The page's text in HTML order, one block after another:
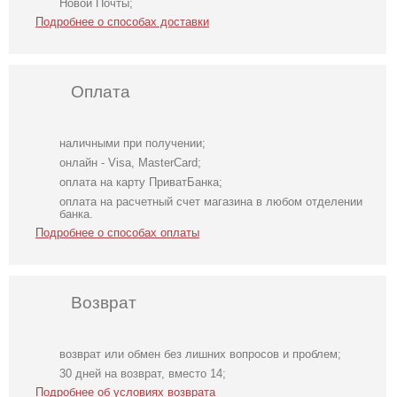
Новой Почты;
Подробнее о способах доставки
Оплата
наличными при получении;
онлайн - Visa, MasterCard;
оплата на карту ПриватБанка;
оплата на расчетный счет магазина в любом отделении
банка.
Подробнее о способах оплаты
Возврат
возврат или обмен без лишних вопросов и проблем;
30 дней на возврат, вместо 14;
Подробнее об условиях возврата
Шелковистое
платье миди
Молочное
атласное платье